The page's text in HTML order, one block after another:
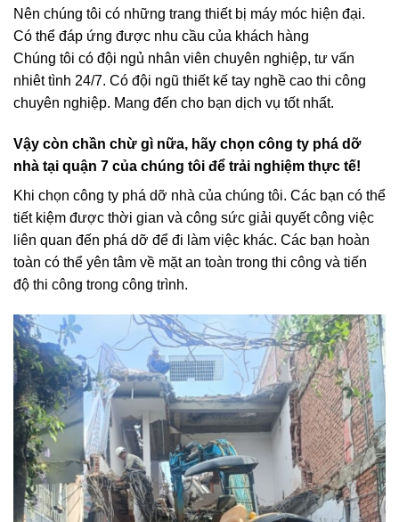
Nên chúng tôi có những trang thiết bị máy móc hiện đại.
Có thể đáp ứng được nhu cầu của khách hàng
Chúng tôi có đội ngủ nhân viên chuyên nghiệp, tư vấn
nhiêt tình 24/7. Có đội ngũ thiết kế tay nghề cao thi công
chuyên nghiệp. Mang đến cho bạn dịch vụ tốt nhất.
Vậy còn chần chừ gì nữa, hãy chọn công ty phá dỡ
nhà tại quận 7 của chúng tôi để trải nghiệm thực tế!
Khi chọn công ty phá dỡ nhà của chúng tôi. Các bạn có thể
tiết kiệm được thời gian và công sức giải quyết công việc
liên quan đến phá dỡ để đi làm việc khác. Các bạn hoàn
toàn có thể yên tâm về mặt an toàn trong thi công và tiến
độ thi công trong công trình.